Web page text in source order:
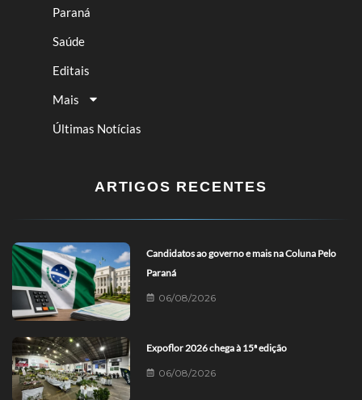
Paraná
Saúde
Editais
Mais
Últimas Notícias
ARTIGOS RECENTES
Candidatos ao governo e mais na Coluna Pelo
Paraná
06/08/2026
Expoflor 2026 chega à 15ª edição
06/08/2026